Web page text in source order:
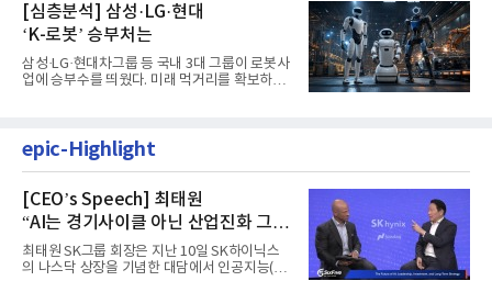
[심층분석] 삼성·LG·현대
‘K-로봇’ 승부처는
삼성·LG·현대차그룹 등 국내 3대 그룹이 로봇사
업에 승부수를 띄웠다. 미래 먹거리를 확보하기
epic-Highlight
[CEO’s Speech] 최태원
“AI는 경기사이클 아닌 산업진화 그
자체”
최태원 SK그룹 회장은 지난 10일 SK하이닉스
의 나스닥 상장을 기념한 대담에서 인공지능(AI)